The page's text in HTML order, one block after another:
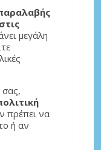
στις
μεγάλη
σας,
πρέπει να
ή αν